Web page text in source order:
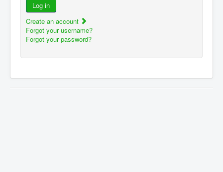
Log in
Create an account
Forgot your username?
Forgot your password?